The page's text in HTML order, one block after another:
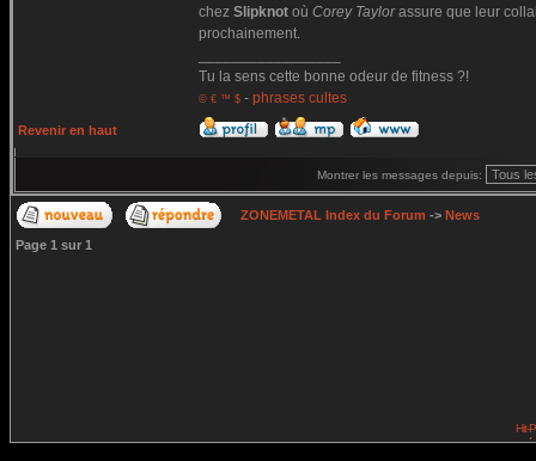
chez Slipknot où Corey Taylorassure que leur
prochainement.
Tu la sens cette bonne odeur de fitness ?!
© € ™ $ - phrases cultes
Revenir en haut
Montrer les messages depuis:
ZONEMETAL Index du Forum -> News
Page 1 sur 1